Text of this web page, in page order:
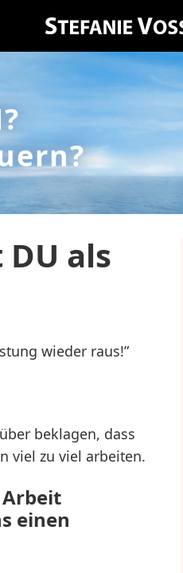
als
wieder raus!”
beklagen, dass
viel zu viel arbeiten.
einen